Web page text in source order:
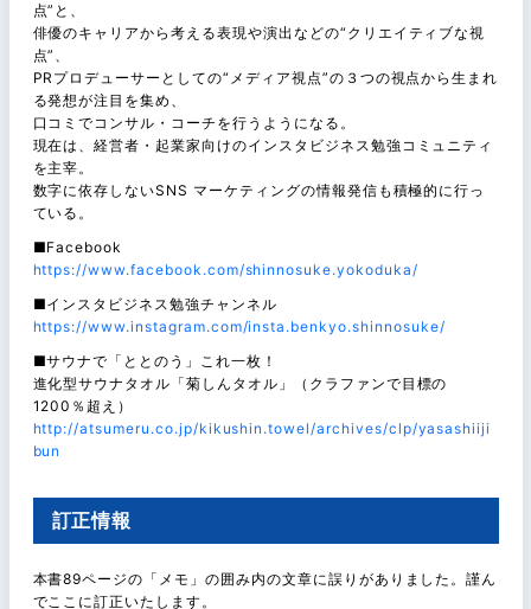
点”と、
俳優のキャリアから考える表現や演出などの“クリエイティブな視
点”、
PRプロデューサーとしての“メディア視点”の３つの視点から生まれ
る発想が注目を集め、
口コミでコンサル・コーチを行うようになる。
現在は、経営者・起業家向けのインスタビジネス勉強コミュニティ
を主宰。
数字に依存しないSNS マーケティングの情報発信も積極的に行っ
ている。
■Facebook
https://www.facebook.com/shinnosuke.yokoduka/
■インスタビジネス勉強チャンネル
https://www.instagram.com/insta.benkyo.shinnosuke/
■サウナで「ととのう」これ一枚！
進化型サウナタオル「菊しんタオル」（クラファンで目標の
1200％超え）
http://atsumeru.co.jp/kikushin.towel/archives/clp/yasashiiji
bun
訂正情報
本書89ページの「メモ」の囲み内の文章に誤りがありました。謹ん
でここに訂正いたします。